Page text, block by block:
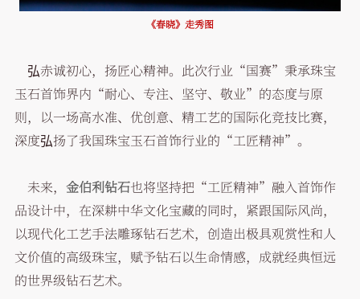
《春晓》走秀图
弘赤诚初心，扬匠心精神。此次行业“国赛”秉承珠宝
玉石首饰界内“耐心、专注、坚守、敬业”的态度与原
则，以一场高水准、优创意、精工艺的国际化竞技比赛，
深度弘扬了我国珠宝玉石首饰行业的“工匠精神”。
未来， 金伯利钻石也将坚持把“工匠精神”融入首饰作
品设计中，在深耕中华文化宝藏的同时，紧跟国际风尚，
以现代化工艺手法雕琢钻石艺术，创造出极具观赏性和人
文价值的高级珠宝，赋予钻石以生命情感，成就经典恒远
的世界级钻石艺术。